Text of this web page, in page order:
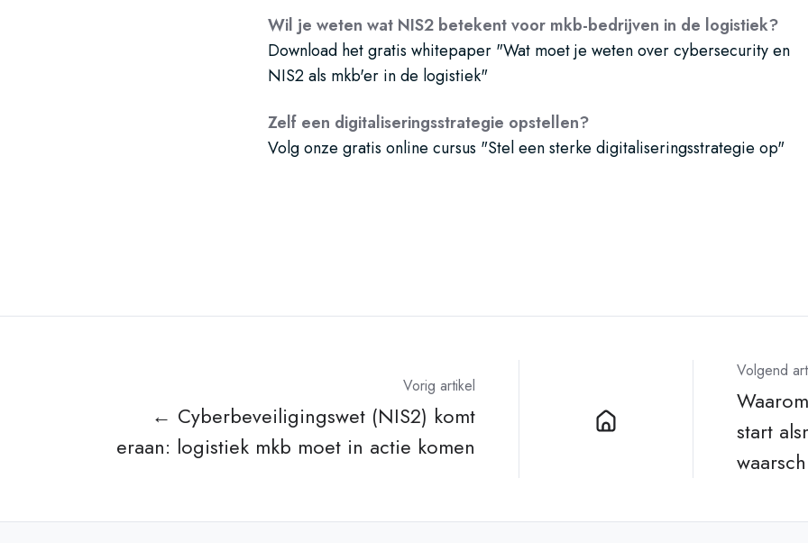
Wil je weten wat NIS2 betekent voor mkb-bedrijven in de logistiek?
Download het gratis whitepaper "Wat moet je weten over cybersecurity en
NIS2 als mkb'er in de logistiek"
Zelf een digitaliseringsstrategie opstellen?
Volg onze gratis online cursus "Stel een sterke digitaliseringsstrategie op"
Vorig artikel
← Cyberbeveiligingswet (NIS2) komt
eraan: logistiek mkb moet in actie komen
Volgend
start